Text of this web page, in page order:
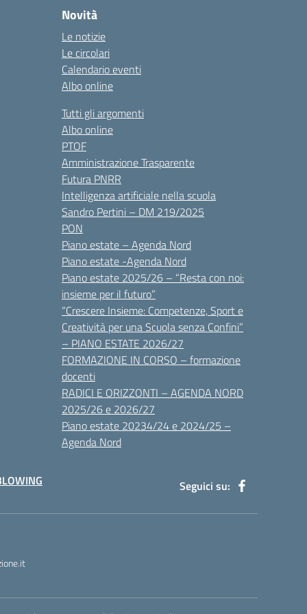
Novità
Le notizie
Le circolari
Calendario eventi
Albo online
Tutti gli argomenti
Albo online
PTOF
Amministrazione Trasparente
Futura PNRR
Intelligenza artificiale nella scuola
Sandro Pertini – DM 219/2025
PON
Piano estate – Agenda Nord
Piano estate -Agenda Nord
Piano estate 2025/26 – “Resta con noi:
insieme per il futuro”
“Crescere Insieme: Competenze, Sport e
Creatività per una Scuola senza Confini”
– PIANO ESTATE 2026/27
FORMAZIONE IN CORSO – formazione
docenti
RADICI E ORIZZONTI – AGENDA NORD
2025/26 e 2026/27
Piano estate 20234/24 e 2024/25 –
Agenda Nord
Seguici su: